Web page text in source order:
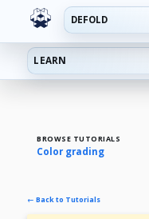
DEFOLD
LEARN
BROWSE TUTORIALS
Color grading
← Back to Tutorials